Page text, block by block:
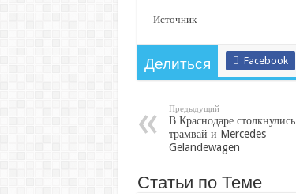
Источник
Делиться Facebook
Предыдущий
В Краснодаре столкнулись
трамвай и Mercedes
Gelandewagen
Статьи по Теме